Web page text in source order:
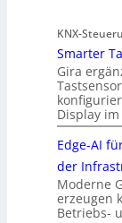
KNX-
Smarter
Gira
Display
Edge-AI
der
Moderne
erzeugen
Betriebs-